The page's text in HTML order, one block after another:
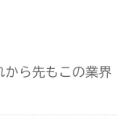
から先もこの業界